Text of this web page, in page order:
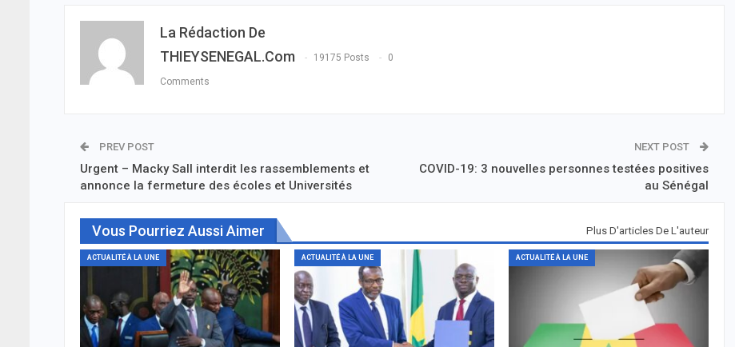
La Rédaction De
THIEYSENEGAL.com
19175 Posts 0
Comments
PREV POST
Urgent – Macky Sall interdit les rassemblements et
annonce la fermeture des écoles et Universités
NEXT POST
COVID-19: 3 nouvelles personnes testées positives
au Sénégal
Vous Pourriez Aussi Aimer Plus D'articles De L'auteur
ACTUALITÉ À LA UNE ACTUALITÉ À LA UNE ACTUALITÉ À LA UNE